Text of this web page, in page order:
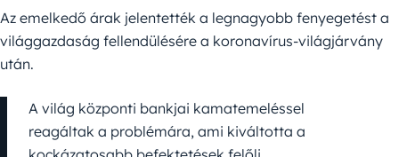
Az emelkedő árak jelentették a legnagyobb fenyegetést a
világgazdaság fellendülésére a koronavírus-világjárvány
után.
A világ központi bankjai kamatemeléssel
reagáltak a problémára, ami kiváltotta a